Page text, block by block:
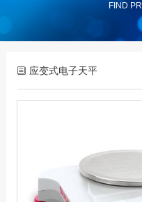
FIND
应变式电子天平